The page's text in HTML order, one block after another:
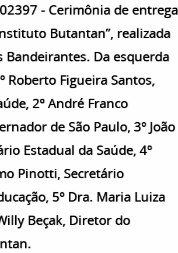
- Cerimônia de entrega
Butantan”, realizada
Bandeirantes. Da esquerda
Roberto Figueira Santos,
2º André Franco
de São Paulo, 3º João
Estadual da Saúde, 4º
Pinotti, Secretário
5º Dra. Maria Luiza
Beçak, Diretor do